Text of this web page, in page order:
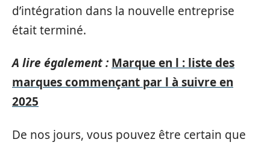
d’intégration dans la nouvelle entreprise
était terminé.
A lire également : Marque en l : liste des
marques commençant par l à suivre en
2025
De nos jours, vous pouvez être certain que